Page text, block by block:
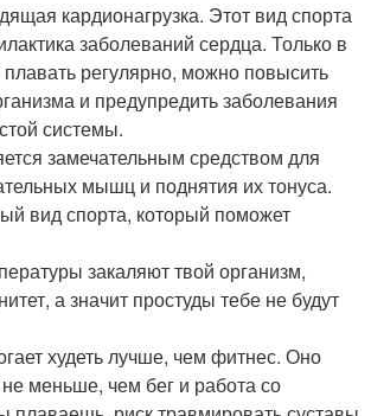
кардионагрузка. Этот вид спорта
заболеваний сердца. Только в
регулярно, можно повысить
и предупредить заболевания
системы.
замечательным средством для
мышц и поднятия их тонуса.
вид спорта, который поможет
закаляют твой организм,
а значит простуды тебе не будут
худеть лучше, чем фитнес. Оно
меньше, чем бег и работа со